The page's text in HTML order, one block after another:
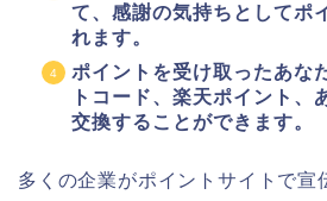
て、感謝の気持ちとしてポ
れます。
ポイントを受け取ったあな
トコード、楽天ポイント、
交換することができます。
多くの企業がポイントサイトで宣